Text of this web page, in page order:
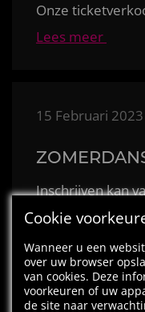
Onze
Lees meer
15 Februari 2023
Inschrijven kan
Lees meer
14 februari 2023
Cookie
Wanneer u een
over uw browser
van cookies. Deze
voorkeuren of uw
de site naar